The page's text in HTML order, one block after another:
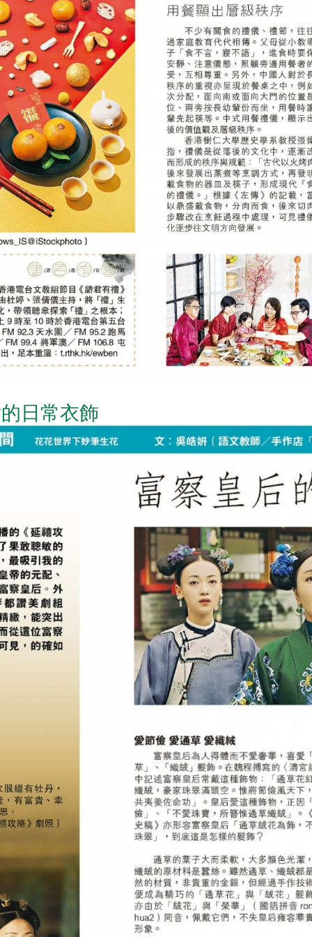
日常衣飾